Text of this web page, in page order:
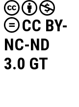
CC BY-
NC-ND
3.0 GT